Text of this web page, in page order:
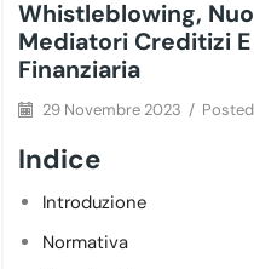
Whistleblowing,
Mediatori Creditizi
Finanziaria
29 Novembre 2023 /
Indice
Introduzione
Normativa